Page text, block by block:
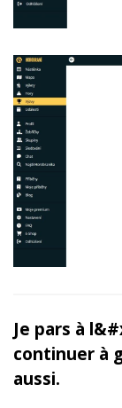
Je pars à
continuer à
aussi.